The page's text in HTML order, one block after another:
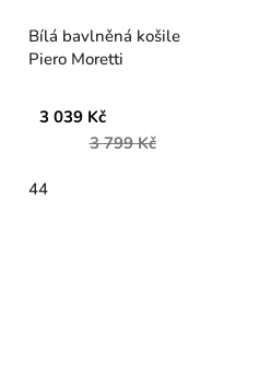
Bílá bavlněná košile
Piero Moretti
3 039 Kč
3 799 Kč
44